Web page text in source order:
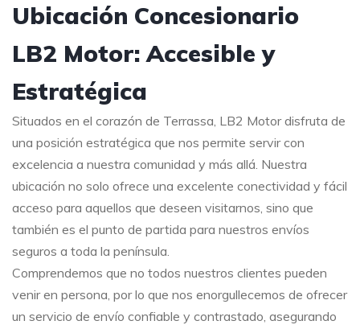
Ubicación Concesionario
LB2 Motor: Accesible y
Estratégica
Situados en el corazón de Terrassa, LB2 Motor disfruta de
una posición estratégica que nos permite servir con
excelencia a nuestra comunidad y más allá. Nuestra
ubicación no solo ofrece una excelente conectividad y fácil
acceso para aquellos que deseen visitarnos, sino que
también es el punto de partida para nuestros envíos
seguros a toda la península.
Comprendemos que no todos nuestros clientes pueden
venir en persona, por lo que nos enorgullecemos de ofrecer
un servicio de envío confiable y contrastado, asegurando